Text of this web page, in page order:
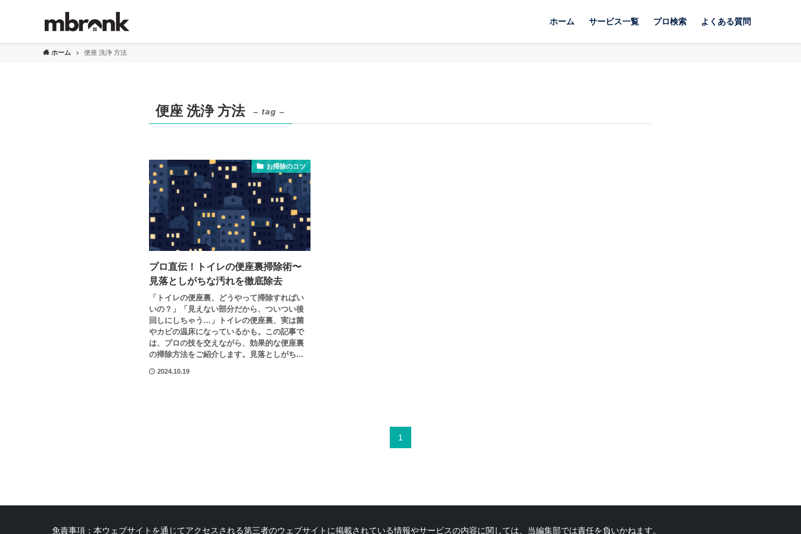
ホーム サービス一覧 プロ検索 よくある質問
ホーム 便座 洗浄 方法
便座 洗浄 方法 – tag –
お掃除のコツ
プロ直伝！トイレの便座裏掃除術〜
見落としがちな汚れを徹底除去
「トイレの便座裏、どうやって掃除すればい
いの？」「見えない部分だから、ついつい後
回しにしちゃう…」トイレの便座裏、実は菌
やカビの温床になっているかも。この記事で
は、プロの技を交えながら、効果的な便座裏
の掃除方法をご紹介します。見落としがち...
2024.10.19
1
免責事項：本ウェブサイトを通じてアクセスされる第三者のウェブサイトに掲載されている情報やサービスの内容に関しては、当編集部では責任を負いかねます。